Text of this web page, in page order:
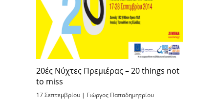
20ές Νύχτες Πρεμιέρας – 20 things not
to miss
17 Σεπτεμβρίου | Γιώργος Παπαδημητρίου